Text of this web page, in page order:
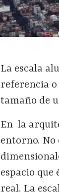
La escala
referencia o
tamaño de
En la
entorno. No
espacio
real. La